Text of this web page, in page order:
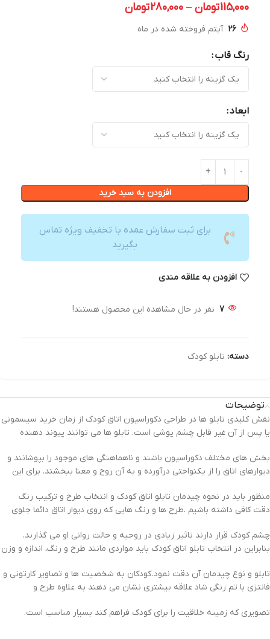
115,000تومان –
280,000تومان
26 آیتم فروخته شده در ماه
رنگ قاب
ابعاد
افزودن به سبد خرید
برای ثبت سفارش عمده با تخفیف ویژه تماس
بگیرید
افزودن به علاقه مندی
7 نفر در حال مشاهده این محصول هستند!
دسته: تابلو کودک
توضیحات
نقش کلیدی تابلو ها در طراحی دکوراسیون اتاق کودک از زمان خرید سیسمونی
یا پس از آن غیر قابل چشم پوشی است. تابلو ها می توانند پیوند دهنده
بخش های مختلف دکوراسیون باشند و ناهماهنگی های موجود را بپوشانند و
دیوارهای اتاق را از یکنواختی درآورده و به آن روح و معنا ببخشند. برای این
منظور باید در نحوه چیدمان تابلو اتاق کودک و انتخاب طرح و ترکیب رنگ
دقت کافی داشته باشیم .طرح ها و رنگ هایی که روی دیوار اتاق دائما جلوی
چشم کودک قرار دارند تاثیر زیادی در روحیه و حالت روانی او می گذارند.
بنابراین در انتخاب تابلو اتاق کودک باید مواردی مانند طرح و رنگ، اندازه و وزن
تابلو و نوع چیدمان آن دقت نمود. کودکان به شخصیت ها و تصاویر کارتونی و
فانتزی با تم رنگی شاد علاقه بیشتری نشان می دهند به علاوه طرح و
تصویری که زمینه خلاقیت را برای کودک فراهم کند بسیار مناسب است.